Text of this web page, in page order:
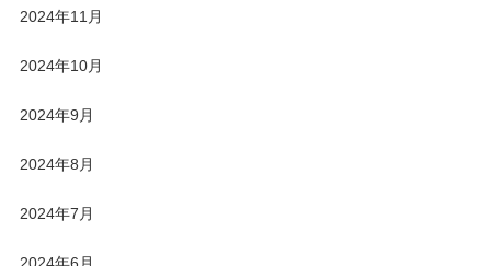
2024年11月
2024年10月
2024年9月
2024年8月
2024年7月